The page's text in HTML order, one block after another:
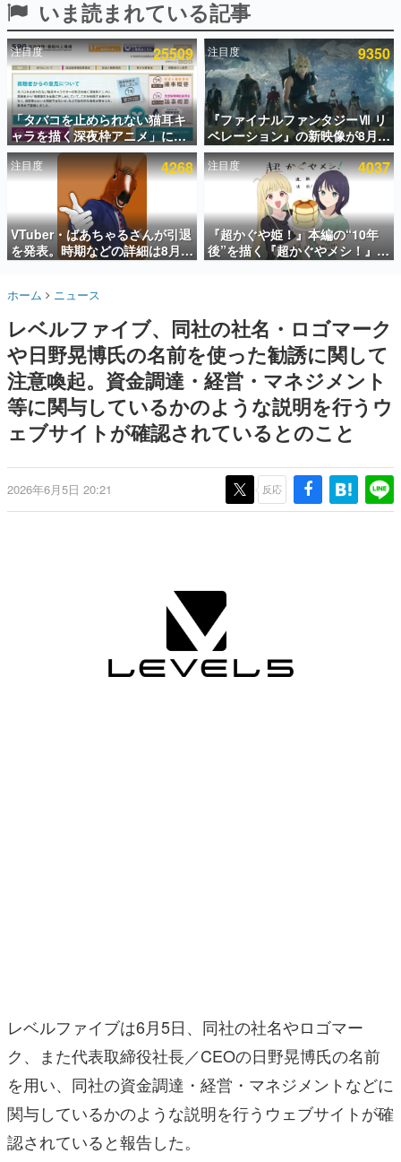
SNS拡散数が数千以上！ ページビュー数万以上！ などな
ど。多くの人々に読まれた、電ファミ渾身の“殿堂入り”記
事をまとめました。
ゲームの企画書
名作ゲームクリエイターの方々に製作時のエピソードをお
聞きし、ヒットする企画（ゲーム）とは何か？を探ってい
きます。
赫本
この物語を解いてはいけない。『赫本』は、〈試験問題〉
の形をした短編ホラー小説集です。
新世代に訊く
これからのデジタルゲーム市場を担う若きクリエイター達
の姿を追い、彼らのルーツと情熱を探っていきます。
ゲームに多大な影響を受けた作家さんに取材し、ゲームが
日本のコンテンツ産業やカルチャーに与えた影響を探る企
画です。
日本モバイルゲーム産業史
日本のモバイルゲーム史における主要なトピック・タイト
ルを網羅するほか、開発者へのインタビューや識者による
解説を掲載。約20年の歴史が一望できる決定版！
若ゲのいたり〜ゲームクリエイターの青春〜
一先生によるゲーム業界レポートマンガです。
なんでゲームは面白い？
「経験値」「裏技」「ラスボス」… ゲームにまつわる言葉
の起源や用法の変遷を、コンピューター文化史研究家・タ
イニーP氏が徹底調査。
カテゴリ
いま読まれている記事
注目度 25509
「タバコを止められない猫耳キ
ャラを描く深夜枠アニメ」に視
聴者の一部から批判意見。違法
薬物の使用と思しき描写も含め
て、BPOが議論を交わす
注目度 9350
『ファイナルファンタジーⅦ リ
ベレーション』の新映像が8月
26日早朝に公開へ。『FF7』リ
メイクシリーズの完結編、
「gamescom」のオープニング
ナイトライブにてディレクター
の浜口直樹氏が登壇する予定
注目度 4268
VTuber・ばあちゃるさんが引退
を発表。時期などの詳細は8月9
日15時からの配信で説明
注目度 4037
『超かぐや姫！』本編の“10年
後”を描く『超かぐやメシ！』
Web連載決定。新たなWebマン
ホーム ニュース
レベルファイブ、同社の社名・ロゴマーク
や日野晃博氏の名前を使った勧誘に関して
注意喚起。資金調達・経営・マネジメント
等に関与しているかのような説明を行うウ
ェブサイトが確認されているとのこと
2026年6月5日 20:21 反応
レベルファイブは6月5日、同社の社名やロゴマー
ク、また代表取締役社長／CEOの日野晃博氏の名前
を用い、同社の資金調達・経営・マネジメントなどに
関与しているかのような説明を行うウェブサイトが確
認されていると報告した。